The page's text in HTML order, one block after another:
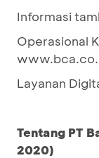
Informasi
Operasional
Layanan
Tentang PT
2020)